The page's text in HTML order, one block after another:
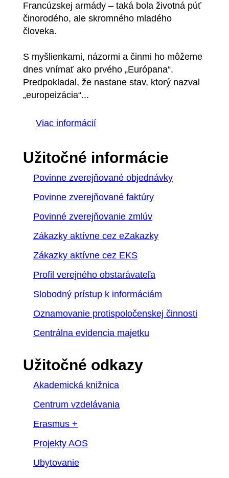
Francúzskej armády – taká bola životná púť
činorodého, ale skromného mladého
človeka.
S myšlienkami, názormi a činmi ho môžeme
dnes vnímať ako prvého „Európana“.
Predpokladal, že nastane stav, ktorý nazval
„europeizácia“...
Viac informácií
Užitočné informácie
Povinne zverejňované objednávky
Povinne zverejňované faktúry
Povinné zverejňovanie zmlúv
Zákazky aktívne cez eZakazky
Zákazky aktívne cez EKS
Profil verejného obstarávateľa
Slobodný prístup k informáciám
Oznamovanie protispoločenskej činnosti
Centrálna evidencia majetku
Užitočné odkazy
Akademická knižnica
Centrum vzdelávania
Erasmus +
Projekty AOS
Ubytovanie